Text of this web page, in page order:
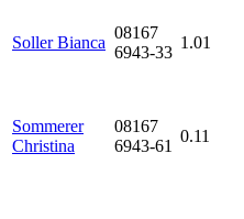
Soller Bianca
08167
6943-33
1.01
Sommerer
Christina
08167
6943-61
0.11